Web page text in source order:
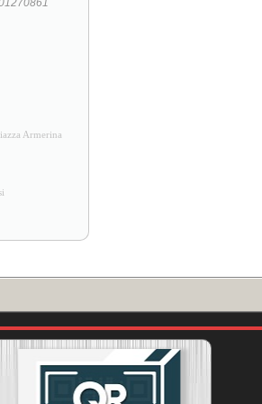
Armerina